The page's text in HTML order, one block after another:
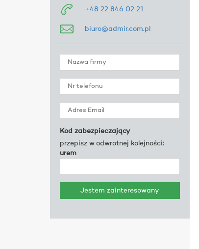
+48 22 846 02 21
biuro@admir.com.pl
Kod zabezpieczający
przepisz w odwrotnej kolejności:
urem